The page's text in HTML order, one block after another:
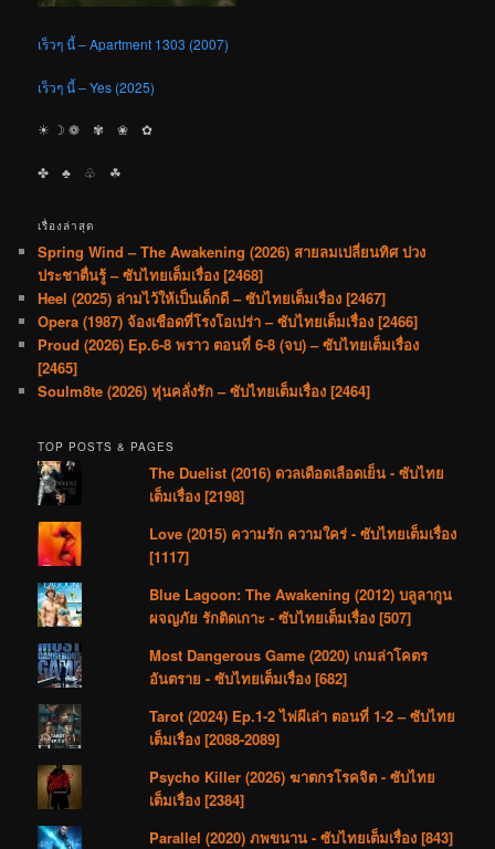
เร็วๆ นี้ – Apartment 1303 (2007)
เร็วๆ นี้ – Yes (2025)
☀︎ ☽ ❁ ✾ ❀ ✿
✤ ♣︎ ♧ ☘︎
เรื่องล่าสุด
Spring Wind – The Awakening (2026) สายลมเปลี่ยนทิศ ปวง
ประชาตื่นรู้ – ซับไทยเต็มเรื่อง [2468]
Heel (2025) ล่ามไว้ให้เป็นเด็กดี – ซับไทยเต็มเรื่อง [2467]
Opera (1987) จ้องเชือดที่โรงโอเปร่า – ซับไทยเต็มเรื่อง [2466]
Proud (2026) Ep.6-8 พราว ตอนที่ 6-8 (จบ) – ซับไทยเต็มเรื่อง
[2465]
Soulm8te (2026) หุ่นคลั่งรัก – ซับไทยเต็มเรื่อง [2464]
TOP POSTS & PAGES
The Duelist (2016) ดวลเดือดเลือดเย็น - ซับไทย
เต็มเรื่อง [2198]
Love (2015) ความรัก ความใคร่ - ซับไทยเต็มเรื่อง
[1117]
Blue Lagoon: The Awakening (2012) บลูลากูน
ผจญภัย รักติดเกาะ - ซับไทยเต็มเรื่อง [507]
Most Dangerous Game (2020) เกมล่าโคตร
อันตราย - ซับไทยเต็มเรื่อง [682]
Tarot (2024) Ep.1-2 ไพ่ผีเล่า ตอนที่ 1-2 – ซับไทย
เต็มเรื่อง [2088-2089]
Psycho Killer (2026) ฆาตกรโรคจิต - ซับไทย
เต็มเรื่อง [2384]
Parallel (2020) ภพขนาน - ซับไทยเต็มเรื่อง [843]